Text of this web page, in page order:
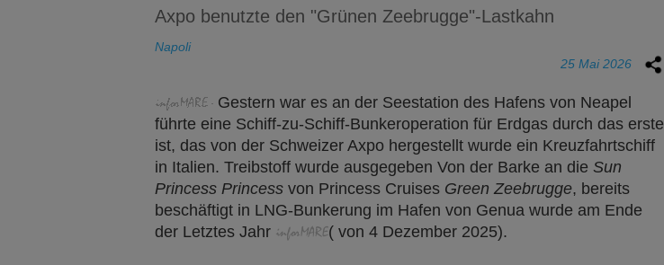
Axpo benutzte den "Grünen Zeebrugge"-Lastkahn
Napoli
25 Mai 2026
Gestern war es an der Seestation des Hafens von Neapel
führte eine Schiff-zu-Schiff-Bunkeroperation für Erdgas durch das erste
ist, das von der Schweizer Axpo hergestellt wurde ein Kreuzfahrtschiff
in Italien. Treibstoff wurde ausgegeben Von der Barke an die Sun
Princess Princess von Princess Cruises Green Zeebrugge, bereits
beschäftigt in LNG-Bunkerung im Hafen von Genua wurde am Ende
der Letztes Jahr
( von 4 Dezember 2025).